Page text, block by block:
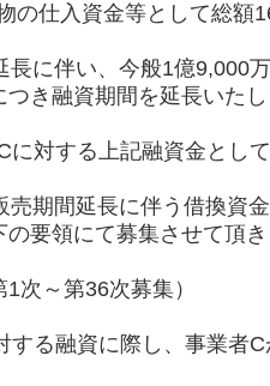
の仕入資金等として総額
長に伴い、今般1億9,000
き融資期間を延長いた
に対する上記融資金とし
売期間延長に伴う借換資
の要領にて募集させて頂
次～第36次募集）
する融資に際し、事業者